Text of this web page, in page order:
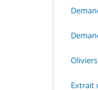
Oliviers
Extrait